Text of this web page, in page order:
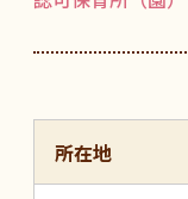
所在地